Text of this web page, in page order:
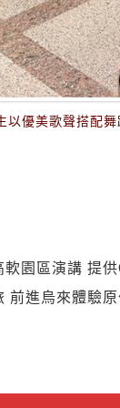
以優美歌聲搭配
園區演講 提
前進烏來體驗